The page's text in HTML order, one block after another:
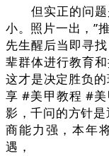
但实正的问题
小。照片一出，”
先生醒后当即寻
辈群体进行教育
这才是决定胜负
享 #美甲教程 #
影，千问的方针
商能力强，本年
遇，